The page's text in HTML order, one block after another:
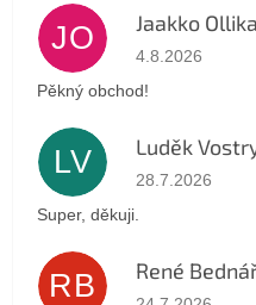
JO Jaakko
Hodnotenie
4.8.2026
Pěkný obchod!
LV Luděk
Hodnotenie
28.7.2026
Super, děkuji.
RB René
Hodnotenie